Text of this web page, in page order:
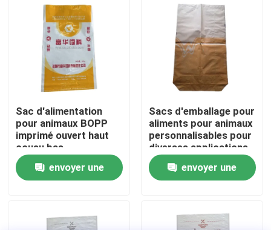
Contrôle de qualité
Contactez-nous
Nouvelles
Demandez une citation
Pp cimentent des sacs
Sac d'alimentation
pour animaux BOPP
imprimé ouvert haut
cousu bas
imperméable à l'eau
sac tissé en PP pour
l'alimentation du bétail
envoyer une
Sacs d'emballage pour
aliments pour animaux
personnalisables pour
diverses applications
envoyer une